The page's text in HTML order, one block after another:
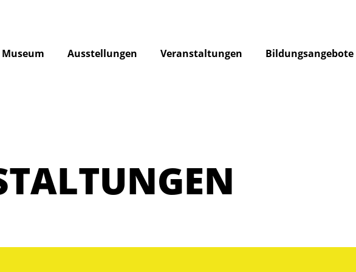
Museum Ausstellungen Veranstaltungen Bildungsangebote